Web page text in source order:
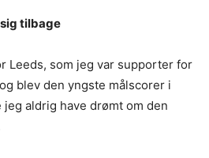
tilbage
Leeds, som jeg var supporter for
blev den yngste målscorer i
aldrig have drømt om den